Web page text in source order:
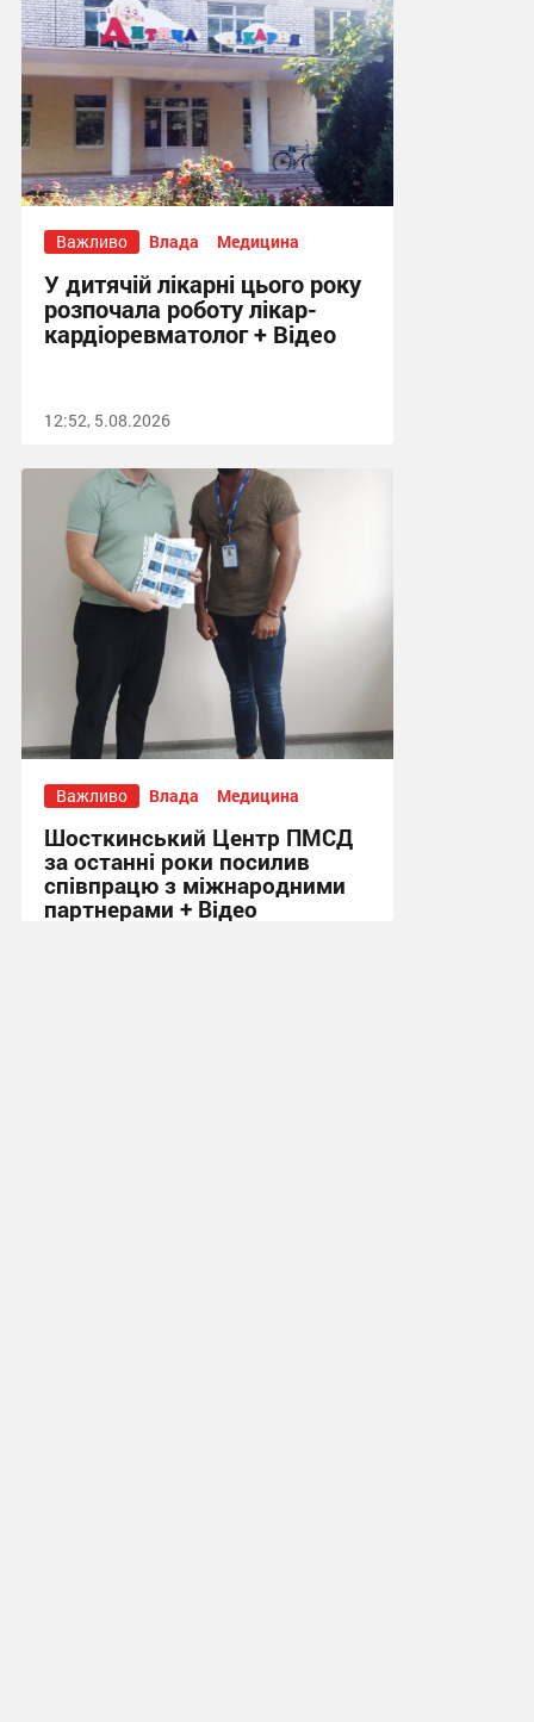
18:58, 5.08.2026
Важливо Влада Медицина
У дитячій лікарні цього року
розпочала роботу лікар-
кардіоревматолог + Відео
12:52, 5.08.2026
Важливо Влада Медицина
Шосткинський Центр ПМСД
за останні роки посилив
співпрацю з міжнародними
партнерами + Відео